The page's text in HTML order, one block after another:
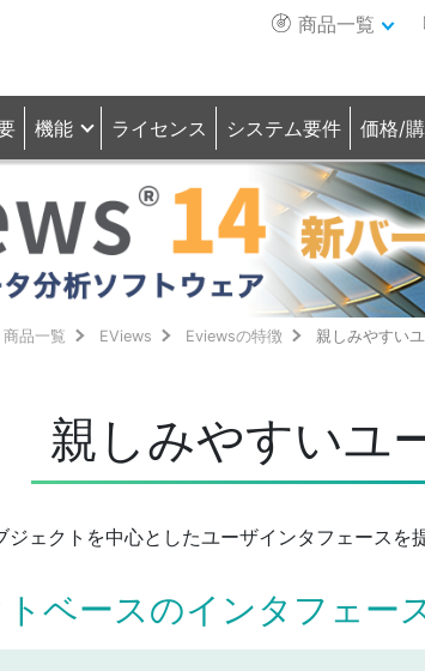
商品一覧
機能 ライセンス システム要件 価格/
商品一覧 EViews Eviewsの特徴 親しみやすい
親しみやすいユ
ジェクトを中心としたユーザインタフェース
ベースのインタフェー